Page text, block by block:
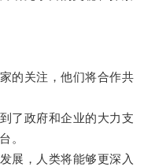
关注，他们将合作共
政府和企业的大力支
。
，人类将能够更深入